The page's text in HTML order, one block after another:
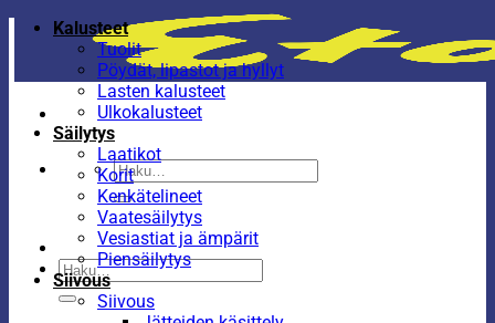
Etsi:
Etsi:
Kalusteet
Tuolit
Pöydät, lipastot ja hyllyt
Lasten kalusteet
Ulkokalusteet
Säilytys
Laatikot
Korit
Kenkätelineet
Vaatesäilytys
Vesiastiat ja ämpärit
Piensäilytys
Siivous
Siivous